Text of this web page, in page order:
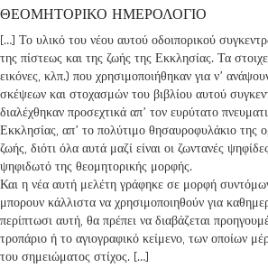
ΘΕΟΜΗΤΟΡΙΚΟ ΗΜΕΡΟΛΟΓΙΟ
[…] Το υλικό του νέου αυτού οδοιπορικού
της πίστεως και της ζωής της Εκκλησίας. Τα
εικόνες, κλπ.) που χρησιμοποιήθηκαν για ν’
σκέψεων και στοχασμών του βιβλίου αυτού
διαλέχθηκαν προσεχτικά απ’ τον ευρύτατο
Εκκλησίας, απ’ το πολύτιμο θησαυροφυλάκιο της
ζωής, διότι όλα αυτά μαζί είναι οι ζωντανές
ψηφιδωτό της θεομητορικής μορφής.
Και η νέα αυτή μελέτη γράφηκε σε μορφή
μπορουν κάλλιστα να χρησιμοποιηθούν για
περίπτωσι αυτή, θα πρέπει να διαβάζεται
τροπάριο ή το αγιογραφικό κείμενο, των οποίων
του σημειώματος στίχος. […]